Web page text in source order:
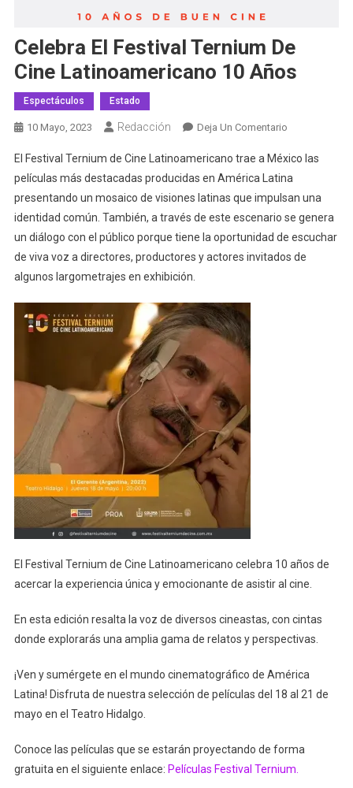
Celebra El Festival Ternium De
Cine Latinoamericano 10 Años
Espectáculos Estado
10 Mayo, 2023 Redacción Deja Un ComentarioEn
El
Festival
Ternium
De
Cine
El Festival Ternium de Cine Latinoamericano trae a México las
películas más destacadas producidas en América Latina
presentando un mosaico de visiones latinas que impulsan una
identidad común. También, a través de este escenario se genera
un diálogo con el público porque tiene la oportunidad de escuchar
de viva voz a directores, productores y actores invitados de
algunos largometrajes en exhibición.
El Festival Ternium de Cine Latinoamericano celebra 10 años de
acercar la experiencia única y emocionante de asistir al cine.
En esta edición resalta la voz de diversos cineastas, con cintas
donde explorarás una amplia gama de relatos y perspectivas.
¡Ven y sumérgete en el mundo cinematográfico de América
Latina! Disfruta de nuestra selección de películas del 18 al 21 de
mayo en el Teatro Hidalgo.
Conoce las películas que se estarán proyectando de forma
gratuita en el siguiente enlace: Películas Festival Ternium.